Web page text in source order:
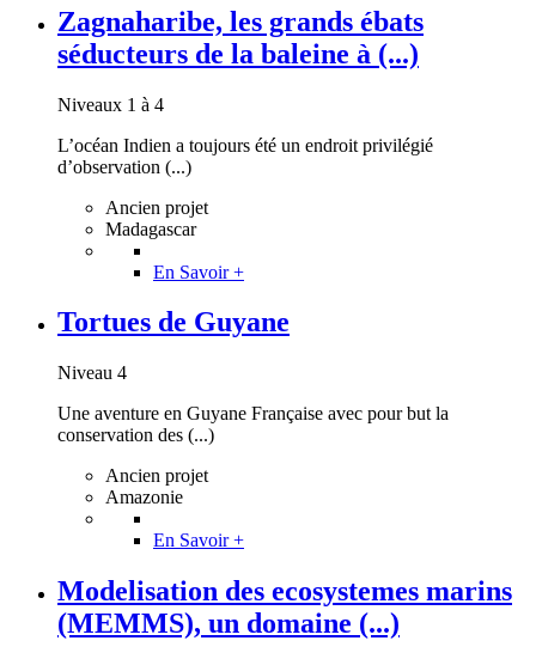
Zagnaharibe, les grands ébats
séducteurs de la baleine à (...)
Niveaux 1 à 4
L’océan Indien a toujours été un endroit privilégié
d’observation (...)
Ancien projet
Madagascar
En Savoir +
Tortues de Guyane
Niveau 4
Une aventure en Guyane Française avec pour but la
conservation des (...)
Ancien projet
Amazonie
En Savoir +
Modelisation des ecosystemes marins
(MEMMS), un domaine (...)